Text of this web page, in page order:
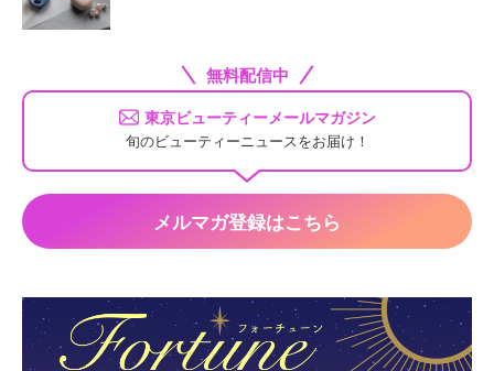
無料配信中
東京ビューティーメールマガジン
旬のビューティーニュースをお届け！
メルマガ登録はこちら